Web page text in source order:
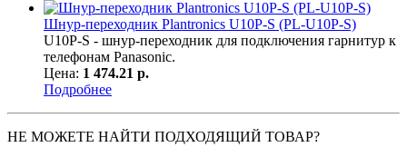
Шнур-переходник Plantronics U10P-S (PL-U10P-S)
U10P-S - шнур-переходник для подключения гарнитур к
телефонам Panasonic.
Цена: 1 474.21 р.
Подробнее
НЕ МОЖЕТЕ НАЙТИ ПОДХОДЯЩИЙ ТОВАР?